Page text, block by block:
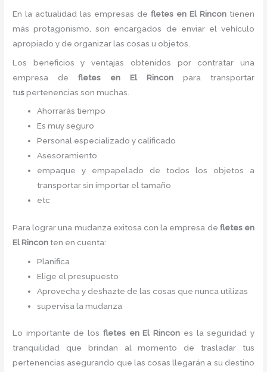
En la actualidad las empresas de fletes en El Rincon tienen
más protagonismo, son encargados de enviar el vehículo
apropiado y de organizar las cosas u objetos.
Los beneficios y ventajas obtenidos por contratar una
empresa defletes en El Rincon para transportar
tuspertenencias son muchas.
Ahorrarás tiempo
Es muy seguro
Personal especializado y calificado
Asesoramiento
empaque y empapelado de todos los objetos a
transportar sin importar el tamaño
etc
Para lograr una mudanza exitosa con la empresa de fletes en
El Rincon ten en cuenta:
Planifica
Elige el presupuesto
Aprovecha y deshazte de las cosas que nunca utilizas
supervisa la mudanza
Lo importante de los fletes en El Rincon es la seguridad y
tranquilidad que brindan al momento de trasladar tus
pertenencias asegurando que las cosas llegarán a su destino